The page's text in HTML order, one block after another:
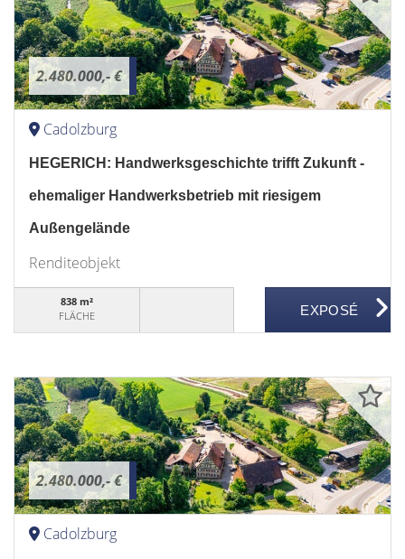
2.480.000,- €
Cadolzburg
HEGERICH: Handwerksgeschichte trifft Zukunft -
ehemaliger Handwerksbetrieb mit riesigem
Außengelände
Renditeobjekt
838 m²
FLÄCHE
2.480.000,- €
Cadolzburg